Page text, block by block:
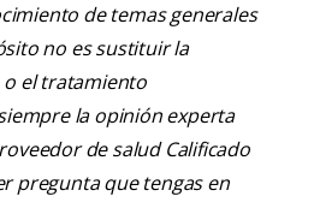
de temas generales
no es sustituir la
el tratamiento
la opinión experta
de salud Calificado
pregunta que tengas en